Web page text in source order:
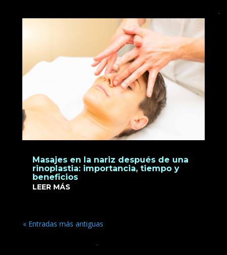
Masajes en la nariz después de una
rinoplastia: importancia, tiempo y
beneficios
LEER MÁS
« Entradas más antiguas